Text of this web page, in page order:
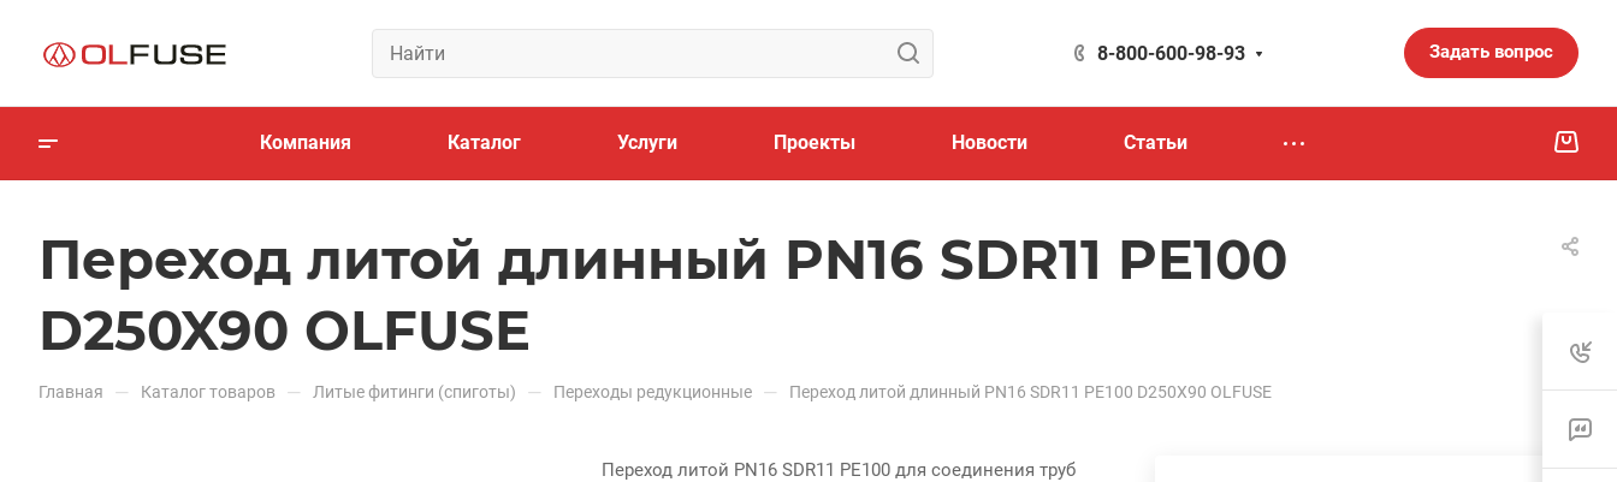
8-800-600-98-93 Задать вопрос
Компания Каталог Услуги Проекты Новости Статьи
Переход литой длинный PN16 SDR11 PE100
D250X90 OLFUSE
Главная — Каталог товаров — Литые фитинги (спиготы) — Переходы редукционные — Переход литой длинный PN16 SDR11 PE100 D250X90 OLFUSE
Переход литой PN16 SDR11 PE100 для соединения труб